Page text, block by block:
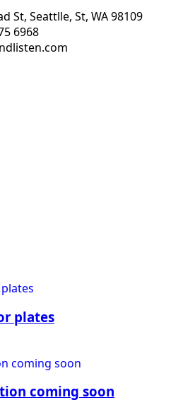
St, Seattlle, St, WA 98109
6968
plates
coming soon